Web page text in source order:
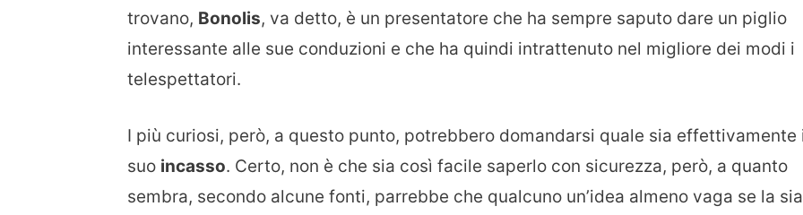
trovano, Bonolis, va detto, è un presentatore che ha sempre saputo dare un piglio
interessante alle sue conduzioni e che ha quindi intrattenuto nel migliore dei modi i
telespettatori.
I più curiosi, però, a questo punto, potrebbero domandarsi quale sia effettivamente
suo incasso. Certo, non è che sia così facile saperlo con sicurezza, però, a quanto
sembra, secondo alcune fonti, parrebbe che qualcuno un’idea almeno vaga se la sia